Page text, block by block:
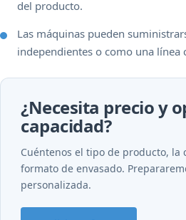
del producto.
Las máquinas pueden
independientes o como una
¿Necesita precio y
capacidad?
Cuéntenos el tipo de producto, la
formato de envasado.
personalizada.